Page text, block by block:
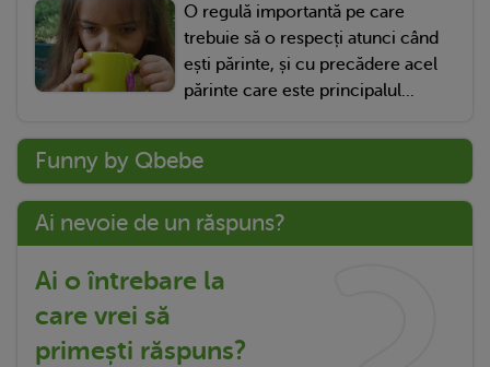
O regulă importantă pe care
trebuie să o respecți atunci când
ești părinte, și cu precădere acel
părinte care este principalul...
Funny by Qbebe
Ai nevoie de un răspuns?
Ai o întrebare la
care vrei să
primești răspuns?